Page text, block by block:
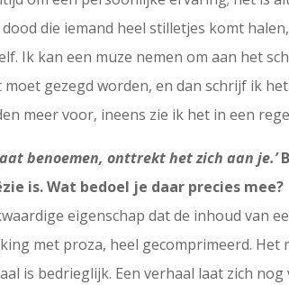
dood die iemand heel stilletjes komt
Ik kan een muze nemen om aan het
gezegd worden, en dan schrijf ik
meer voor, ineens zie ik het in een
benoemen, onttrekt het zich aan je.’
is. Wat bedoel je daar precies mee?
eigenschap dat de inhoud van
met proza, heel gecomprimeerd.
is bedrieglijk. Een verhaal laat zich